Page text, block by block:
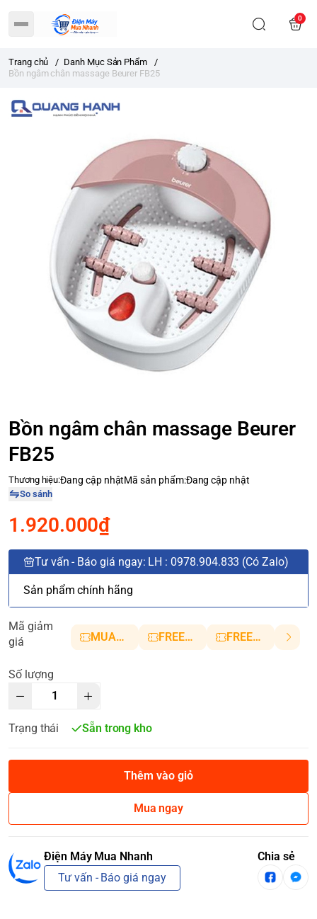
0
Trang chủ / Danh Mục Sản Phẩm
/
Bồn ngâm chân massage Beurer FB25
Bồn ngâm chân massage Beurer
FB25
Thương hiệu:Đang cập nhậtMã sản phẩm:Đang cập nhật
So sánh
1.920.000₫
Tư vấn - Báo giá ngay: LH : 0978.904.833 (Có Zalo)
Sản phẩm chính hãng
Mã giảm
giá
MUANHANH01 FREESHIP5 FREESHIP10
Số lượng
Trạng thái Sẵn trong kho
Thêm vào giỏ
Mua ngay
Điện Máy Mua Nhanh
Tư vấn - Báo giá ngay
Chia sẻ